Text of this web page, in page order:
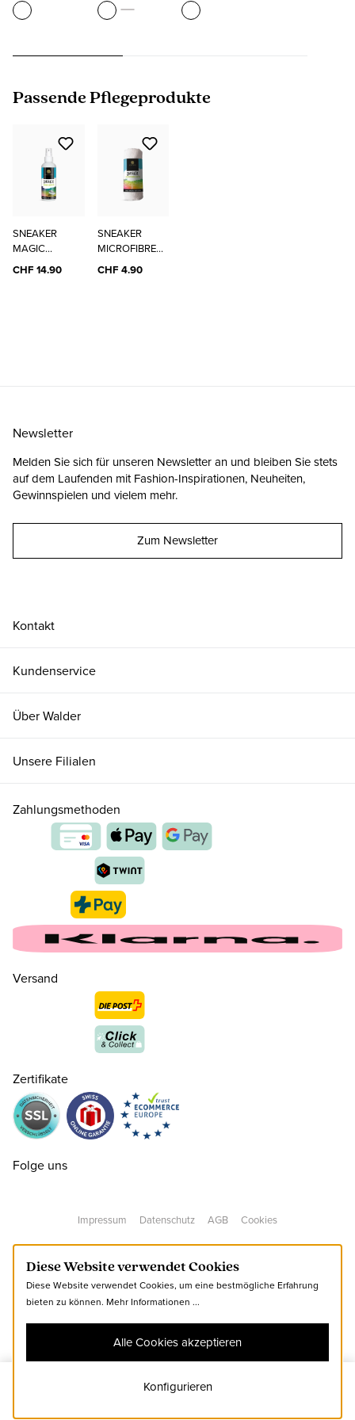
36 ( 3½ ) CHF 139.00 nur noch wenige verfügbar
37 ( 4 ) CHF 139.00
CHF 139.00
38 ( 5 ) CHF 139.00
38.5 ( 5½ ) CHF 139.00
40 ( 6½ ) CHF 139.00 nur noch wenige verfügbar
40.5 ( 7 ) CHF 139.00
nur noch wenige verfügbar
Zum Warenkorb hinzufügen
Produktgalerie überspringen
Passende Pflegeprodukte
SNEAKER
MAGIC
CLEANER
CHF 14.90
SNEAKER
MICROFIBRE
CLOTH
CHF 4.90
Kontakt
Kundenservice
Über Walder
Unsere Filialen
Newsletter
Melden Sie sich für unseren Newsletter an und bleiben Sie stets
auf dem Laufenden mit Fashion-Inspirationen, Neuheiten,
Gewinnspielen und vielem mehr.
Zum Newsletter
Zahlungsmethoden
Versand
Zertifikate
Folge uns
Impressum Datenschutz AGB Cookies
Diese Website verwendet Cookies
Diese Website verwendet Cookies, um eine bestmögliche Erfahrung
bieten zu können. Mehr Informationen ...
Konfigurieren
Alle Cookies akzeptieren